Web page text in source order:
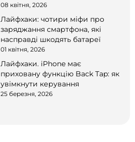
08 квітня, 2026
Лайфхаки: чотири міфи про
заряджання смартфона, які
насправді шкодять батареї
01 квітня, 2026
Лайфхаки. iPhone має
приховану функцію Back Tap: як
увімкнути керування
25 березня, 2026